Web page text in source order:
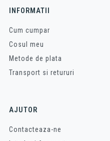
INFORMATII
Cum cumpar
Cosul meu
Metode de plata
Transport si retururi
AJUTOR
Contacteaza-ne